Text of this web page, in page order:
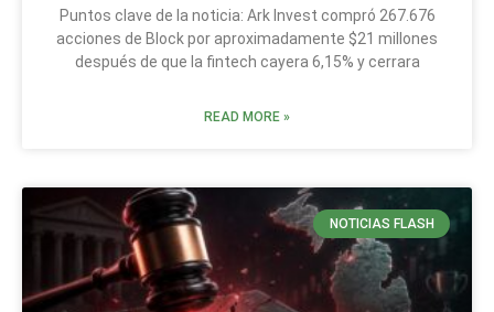
Puntos clave de la noticia: Ark Invest compró 267.676
acciones de Block por aproximadamente $21 millones
después de que la fintech cayera 6,15% y cerrara
READ MORE »
NOTICIAS FLASH